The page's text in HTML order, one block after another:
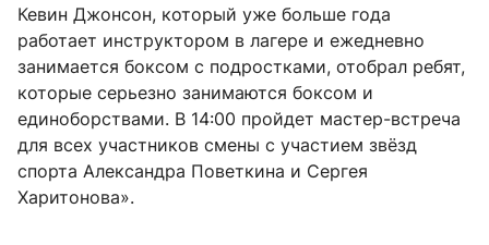
Кевин Джонсон, который уже больше года
работает инструктором в лагере и ежедневно
занимается боксом с подростками, отобрал ребят,
которые серьезно занимаются боксом и
единоборствами. В 14:00 пройдет мастер-встреча
для всех участников смены с участием звёзд
спорта Александра Поветкина и Сергея
Харитонова».